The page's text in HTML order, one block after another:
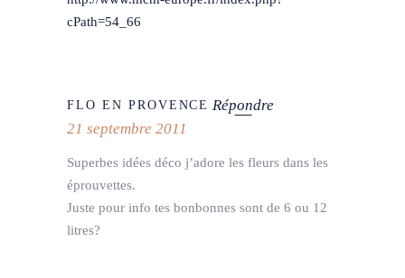
cPath=54_66
FLO EN PROVENCE Répondre
21 septembre 2011
Superbes idées déco j’adore les fleurs dans les
éprouvettes.
Juste pour info tes bonbonnes sont de 6 ou 12
litres?